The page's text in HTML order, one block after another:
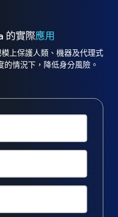
的實際應用
上保護人類、機器及代理式
的情況下，降低身分風險。